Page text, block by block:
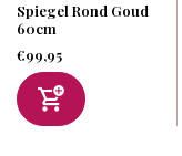
Spiegel Rond Goud
60cm
€99,95